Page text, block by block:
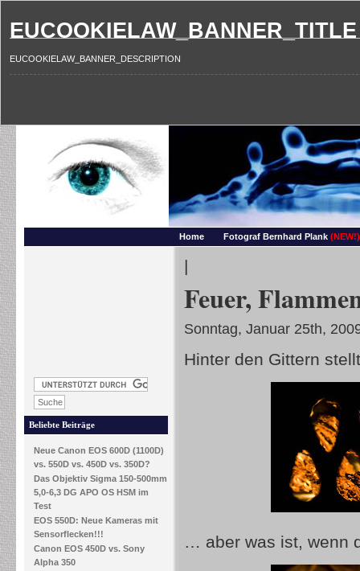
EUCOOKIELAW_BANNER_TITLE
EUCOOKIELAW_BANNER_DESCRIPTION
Home Fotograf Bernhard Plank (NEW!)
Beliebte Beiträge
Neue Canon EOS 600D (1100D)
vs. 550D vs. 450D vs. 350D?
Das Objektiv Sigma 150-500mm
5,0-6,3 DG APO OS HSM im
Test
EOS 550D: Neue Kameras mit
Sensorflecken!!!
Canon EOS 450D vs. Sony
Alpha 350
|
Feuer,
Sonntag, Januar 25th,
Hinter den Gittern
… aber was ist, wenn